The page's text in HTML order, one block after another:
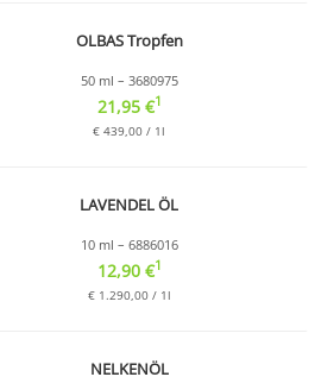
OLBAS Tropfen
50 ml – 3680975
21,95 €1
€ 439,00 / 1l
LAVENDEL ÖL
10 ml – 6886016
12,90 €1
€ 1.290,00 / 1l
NELKENÖL